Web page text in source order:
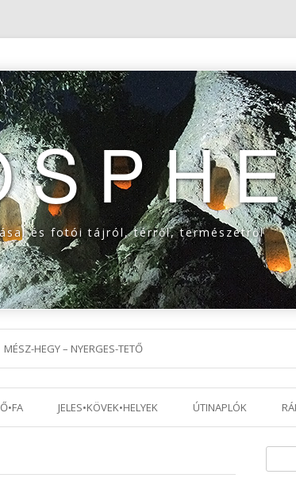
és fotói tájról, térről, természetről
Tovább a tartalomra
MÉSZ-HEGY – NYERGES-TETŐ
Tovább a tartalomra
JELES•KÖVEK•HELYEK ÚTINAPLÓK